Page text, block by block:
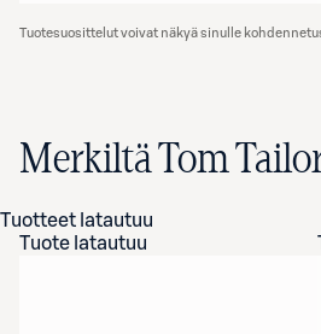
Tuotesuosittelut voivat näkyä sinulle
Merkiltä Tom
Tuotteet latautuu
Tuote latautuu